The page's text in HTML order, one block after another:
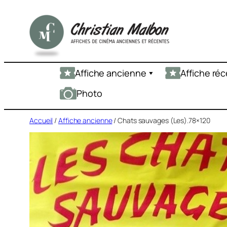
contenu
Affiche ancienne Affiche
Photo
Accueil /Affiche ancienne/ Chats sauvages (Les).78×120